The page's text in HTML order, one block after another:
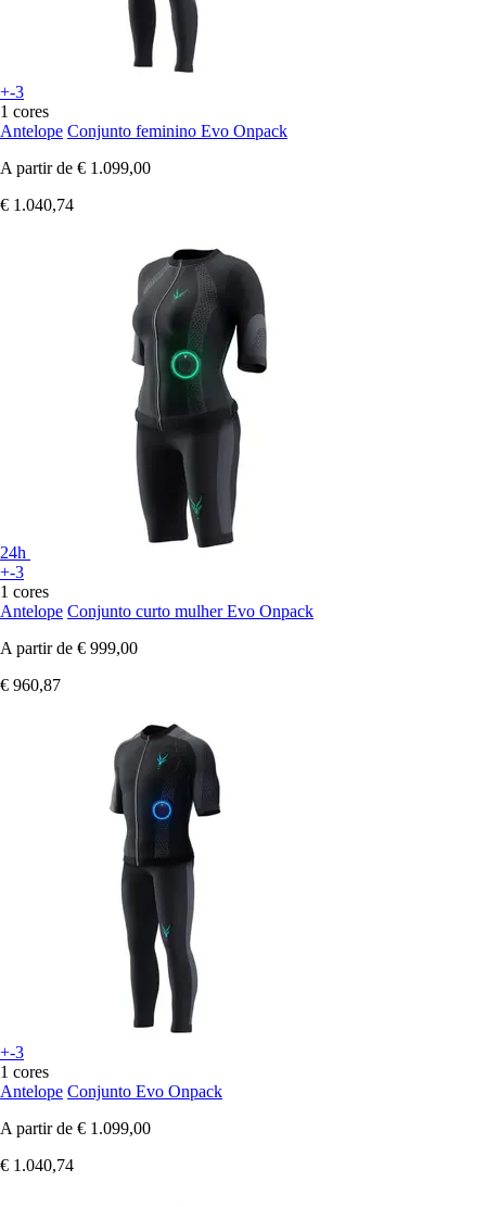
+-3
1 cores
Antelope Conjunto feminino Evo Onpack
A partir de € 1.099,00
€ 1.040,74
24h
+-3
1 cores
Antelope Conjunto curto mulher Evo Onpack
A partir de € 999,00
€ 960,87
+-3
1 cores
Antelope Conjunto Evo Onpack
A partir de € 1.099,00
€ 1.040,74